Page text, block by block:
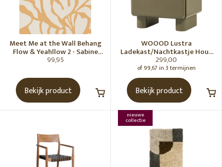
Meet Me at the Wall Behang
Flow & Yeahllow 2 - Sabine
van Vessem
99,95
Bekijk product
WOOOD Lustra
Ladekast/Nachtkastje Hout
Hoogglans Groen [Fsc]
299,00
of 99,67 in 3 termijnen
Bekijk product
nieuwe
collectie